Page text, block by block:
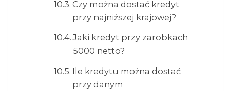
Czy można dostać kredyt
przy najniższej krajowej?
Jaki kredyt przy zarobkach
5000 netto?
Ile kredytu można dostać
przy danym